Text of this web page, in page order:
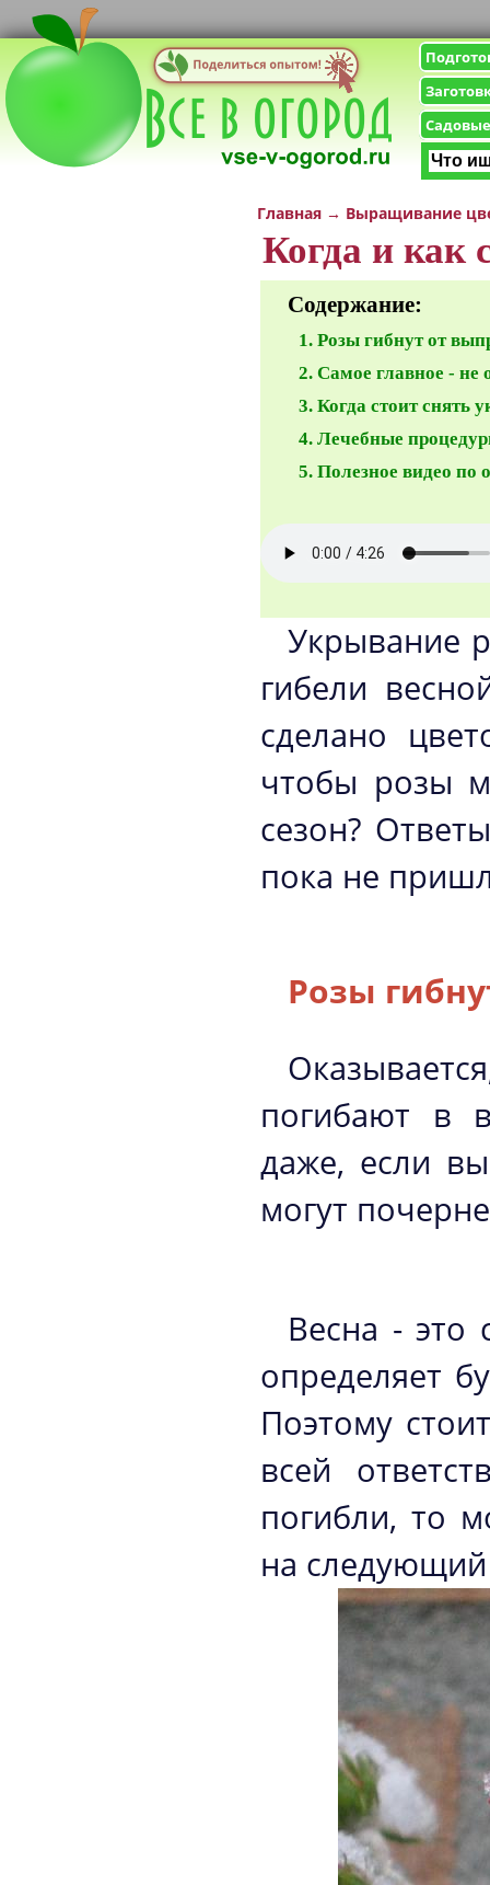
Главная → Выращивание
Когда и как
Содержание:
Розы гибнут от
Самое главное - не
Когда стоит снять
Лечебные
Полезное видео по
Укрывание
гибели
сделано
чтобы розы
сезон?
пока не
Розы
погибают в
даже, если
могут
Весна - это
определяет
Поэтому
всей
погибли, то
на